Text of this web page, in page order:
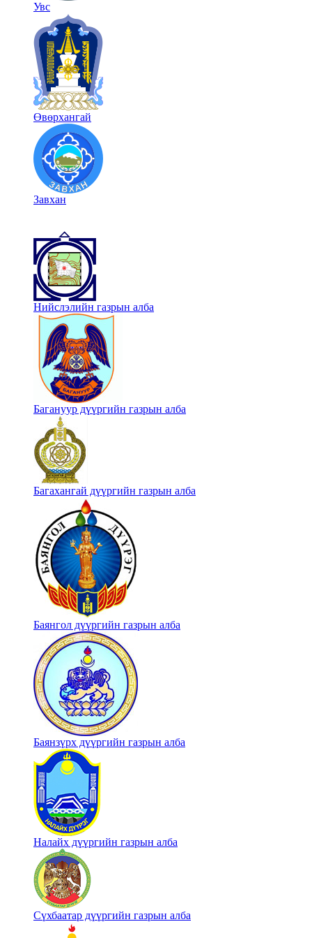
Увс
Өвөрхангай
Завхан
Нийслэлийн газрын алба
Багануур дүүргийн газрын алба
Багахангай дүүргийн газрын алба
Баянгол дүүргийн газрын алба
Баянзүрх дүүргийн газрын алба
Налайх дүүргийн газрын алба
Сүхбаатар дүүргийн газрын алба